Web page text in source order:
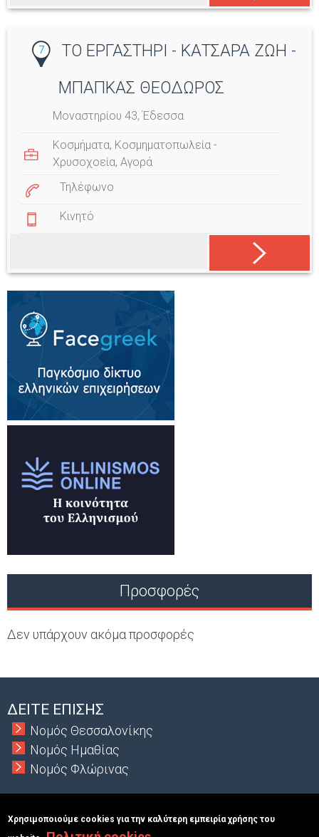
7
ΤΟ ΕΡΓΑΣΤΗΡΙ - ΚΑΤΣΑΡΑ ΖΩΗ -
ΜΠΑΠΚΑΣ ΘΕΟΔΩΡΟΣ
Μοναστηρίου 43, Έδεσσα
Κοσμήματα, Κοσμηματοπωλεία -
Χρυσοχοεία,Αγορά
Τηλέφωνο
Κινητό
Προσφορές
Δεν υπάρχουν ακόμα προσφορές
ΔΕΙΤΕ ΕΠΙΣΗΣ
Νομός Θεσσαλονίκης
Νομός Ημαθίας
Νομός Φλώρινας
Χρησιμοποιούμε cookies για την καλύτερη εμπειρία χρήσης του